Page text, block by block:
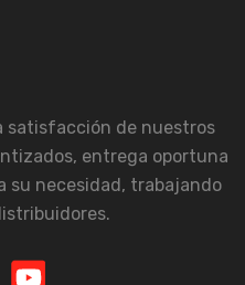
satisfacción de nuestros
entrega oportuna
su necesidad, trabajando